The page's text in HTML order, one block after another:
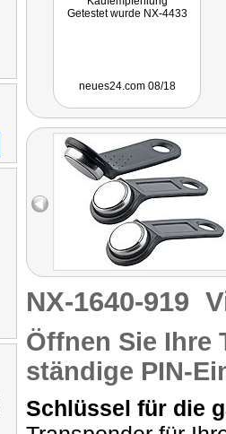
Getestet wurde NX-4433
neues24.com 08/18
NX-1640-919
Öffnen Sie Ihre
ständige PIN-
Schlüssel für die